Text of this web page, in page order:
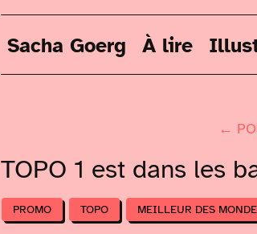
Sacha Goerg À lire
←
TOPO 1 est dans les
PROMO TOPO MEILLEUR DES